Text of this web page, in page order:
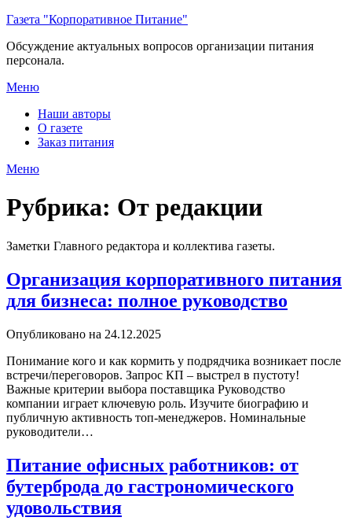
Перейти
содержимому
Газета "Корпоративное Питание"
Обсуждение актуальных вопросов организации питания
персонала.
Меню
Наши авторы
О газете
Заказ питания
Меню
Рубрика: От редакции
Заметки Главного редактора и коллектива газеты.
Организация корпоративного питания
для бизнеса: полное руководство
Опубликовано на 24.12.2025
Понимание кого и как кормить у подрядчика возникает после
встречи/переговоров. Запрос КП – выстрел в пустоту!
Важные критерии выбора поставщика Руководство
компании играет ключевую роль. Изучите биографию и
публичную активность топ-менеджеров. Номинальные
руководители…
Питание офисных работников: от
бутерброда до гастрономического
удовольствия